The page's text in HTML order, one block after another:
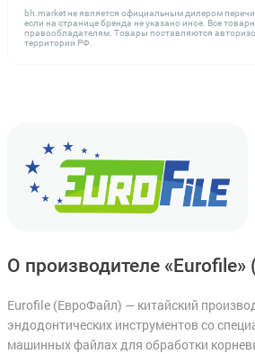
bh.market не является официальным дилером
если на странице бренда не указано иное. Все
правообладателям. Товары поставляются
территории РФ.
О производителе «Eurofile»
Eurofile (ЕвроФайл) — китайский
эндодонтических инструментов со
машинных файлах для обработки